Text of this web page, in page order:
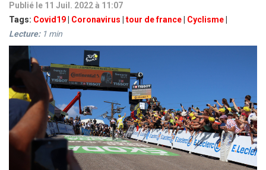
Publié le 11 Juil. 2022 à 11:07
Tags: Covid19 Coronavirus tour de france Cyclisme
Lecture: 1 min